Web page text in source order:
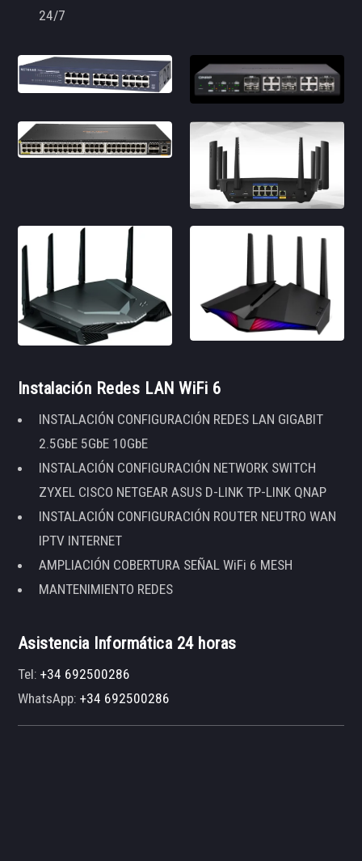
24/7
Instalación Redes LAN WiFi 6
INSTALACIÓN CONFIGURACIÓN REDES LAN GIGABIT
2.5GbE 5GbE 10GbE
INSTALACIÓN CONFIGURACIÓN NETWORK SWITCH
ZYXEL CISCO NETGEAR ASUS D-LINK TP-LINK QNAP
INSTALACIÓN CONFIGURACIÓN ROUTER NEUTRO WAN
IPTV INTERNET
AMPLIACIÓN COBERTURA SEÑAL WiFi 6 MESH
MANTENIMIENTO REDES
Asistencia Informática 24 horas
Tel:+34 692500286
WhatsApp:+34 692500286